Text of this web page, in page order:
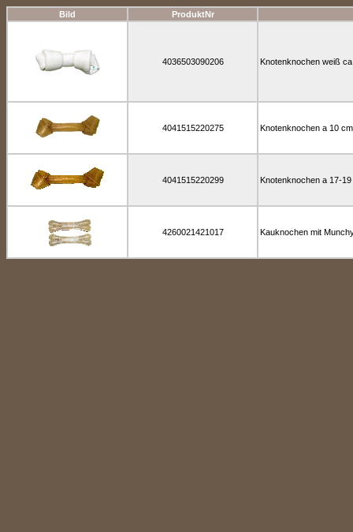
Bild ProduktNr
4036503090206 Knotenknochen weiß
4041515220275 Knotenknochen a 10
4041515220299 Knotenknochen a 17-
4260021421017 Kauknochen mit